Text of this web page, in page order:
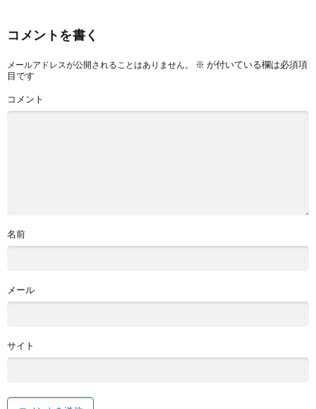
コメントを書く
メールアドレスが公開されることはありません。 ※ が付いている欄は必須項
目です
コメント
名前
メール
サイト